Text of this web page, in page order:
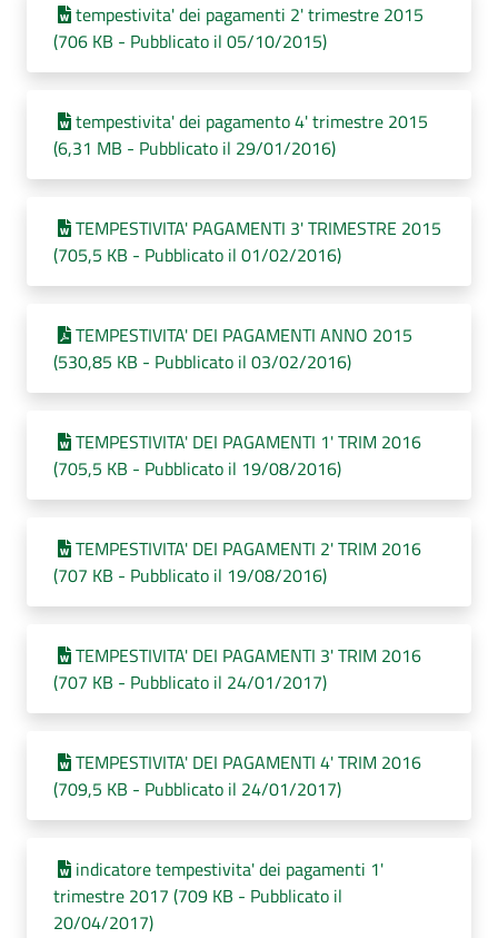
tempestivita' dei pagamenti 2' trimestre 2015
(706 KB - Pubblicato il 05/10/2015)
tempestivita' dei pagamento 4' trimestre 2015
(6,31 MB - Pubblicato il 29/01/2016)
TEMPESTIVITA' PAGAMENTI 3' TRIMESTRE 2015
(705,5 KB - Pubblicato il 01/02/2016)
TEMPESTIVITA' DEI PAGAMENTI ANNO 2015
(530,85 KB - Pubblicato il 03/02/2016)
TEMPESTIVITA' DEI PAGAMENTI 1' TRIM 2016
(705,5 KB - Pubblicato il 19/08/2016)
TEMPESTIVITA' DEI PAGAMENTI 2' TRIM 2016
(707 KB - Pubblicato il 19/08/2016)
TEMPESTIVITA' DEI PAGAMENTI 3' TRIM 2016
(707 KB - Pubblicato il 24/01/2017)
TEMPESTIVITA' DEI PAGAMENTI 4' TRIM 2016
(709,5 KB - Pubblicato il 24/01/2017)
indicatore tempestivita' dei pagamenti 1'
trimestre 2017 (709 KB - Pubblicato il
20/04/2017)